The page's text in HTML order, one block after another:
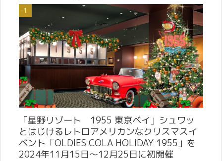
「星野リゾート 1955 東京ベイ」シュワッ
とはじけるレトロアメリカンなクリスマスイ
ベント「OLDIES COLA HOLIDAY 1955」を
2024年11月15日～12月25日に初開催